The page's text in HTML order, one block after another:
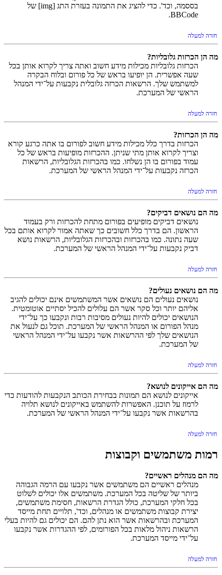
בססמה, וכד'. כדי להציג את התמונה בעזרת התג [img] של
BBCode.
חזרה למעלה
מה הן הכרזות גלובליות?
הכרזות גלובליות מכילות מידע חשוב ואתה צריך לקרוא אותן בכל
שעה אפשרית. הן יופיעו בראש של כל פורום ובלוח הבקרה
למשתמש שלך. הרשאות הכרזה גלובלית נקבעות על־ידי המנהל
הראשי של המערכת.
חזרה למעלה
מה הן הכרזות?
הכרזות בדרך כלל מכילות מידע חשוב לפורום בו אתה כרגע קורא
וצריך לקרוא אותן מתי שניתן. ההכרזות מופיעות בראש של כל
עמוד בפורום בו הן נשלחו. כמו בהכרזות הגלובליות, הרשאות
הכרזה נקבעות על־ידי המנהל הראשי של המערכת.
חזרה למעלה
מה הם נושאים דביקים?
נושאים דביקים מופיעים בפורום מתחת להכרזות ורק בעמוד
הראשון. הם בדרך כלל חשובים כך שאתה אמור לקרוא אותם בכל
שעה נתונה. כמו בהכרזות ובהכרזות הגלובליות, הרשאות נושא
דביק נקבעות על־ידי המנהל הראשי של המערכת.
חזרה למעלה
מה הם נושאים נעולים?
נושאים נעולים הם נושאים אשר המשתמשים אינם יכולים להגיב
אליהם יותר וכל סקר אשר הם עלולים להכיל יסתיים אוטומטית.
הנושאים יכולים להיות נעולים מסיבות רבות ונקבעו כך על־ידי
מנהל הפורום או המנהל הראשי של המערכת. תוכל גם לנעול את
הנושאים שלך לפי ההרשאות אשר נקבעו על־ידי המנהל הראשי
של המערכת.
חזרה למעלה
מה הם אייקונים לנושא?
אייקונים לנושא הם תמונות בבחירת הכותב הנקבעות להודעות כדי
לרמוז על תוכנן. האפשרות להשתמש באייקונים לנושא תלויה
בהרשאות אשר נקבעו על־ידי המנהל הראשי של המערכת.
חזרה למעלה
רמות משתמשים וקבוצות
מה הם מנהלים ראשיים?
מנהלים ראשיים הם משתמשים אשר נקבעו עם הרמה הגבוהה
ביותר של שליטה בכל המערכת. משתמשים אלו יכולים לשלוט
בכל חלקי המערכת, כולל הגדרת הרשאות, חסימת משתמשים,
יצירת קבוצות משתמשים או מנהלים, וכד', תלויים תחת מייסד
המערכת ובהרשאות אשר הוא נתן להם. הם יכולים גם להיות בעלי
הרשאות ניהול מלאות בכל הפורומים, לפי ההגדרות אשר נקבעו
על־ידי מייסד המערכת.
חזרה למעלה